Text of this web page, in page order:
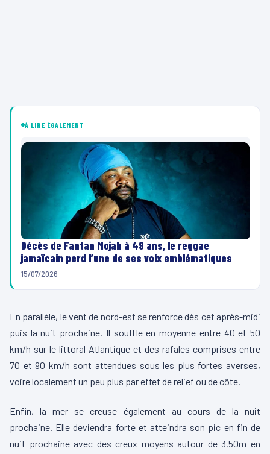
À LIRE ÉGALEMENT
Décès de Fantan Mojah à 49 ans, le reggae
jamaïcain perd l’une de ses voix emblématiques
15/07/2026
En parallèle, le vent de nord-est se renforce dès cet après-midi
puis la nuit prochaine. Il souffle en moyenne entre 40 et 50
km/h sur le littoral Atlantique et des rafales comprises entre
70 et 90 km/h sont attendues sous les plus fortes averses,
voire localement un peu plus par effet de relief ou de côte.
Enfin, la mer se creuse également au cours de la nuit
prochaine. Elle deviendra forte et atteindra son pic en fin de
nuit prochaine avec des creux moyens autour de 3,50m en